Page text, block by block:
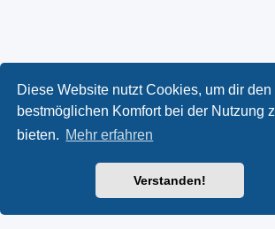
Diese Website nutzt Cookies, um dir den
bestmöglichen Komfort bei der Nutzung
bieten. Mehr erfahren
Verstanden!